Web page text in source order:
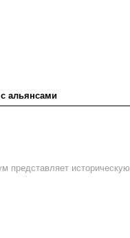
альянсами
представляет историческую